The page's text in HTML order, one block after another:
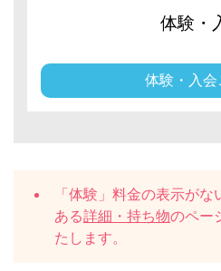
体験・
体験・入会
「体験」料金の表示が
ある詳細・持ち物のペー
たします。